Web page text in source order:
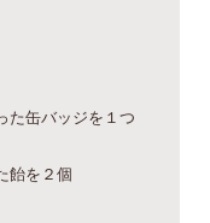
た缶バッジを１つ
飴を２個